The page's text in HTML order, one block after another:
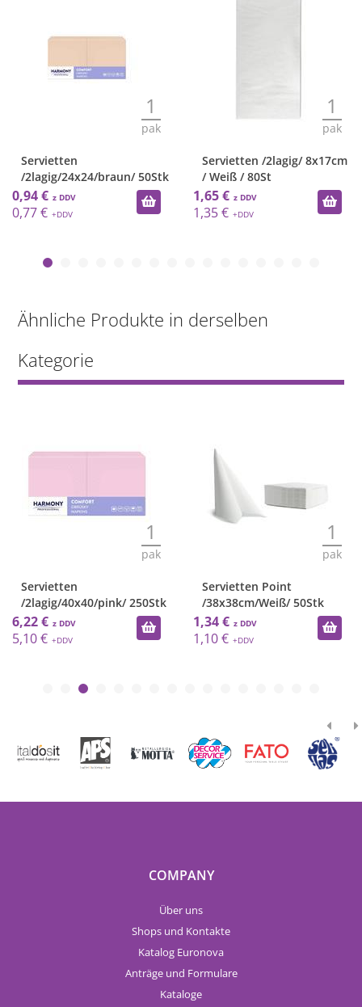
1
pak
Servietten
/2lagig/24x24/braun/ 50Stk
0,94 €
0,77 €
1
pak
Servietten /2lagig/ 8x17cm
/ Weiß / 80St
1,65 €
1,35 €
Ähnliche Produkte in derselben
Kategorie
1
pak
Servietten
/2lagig/40x40/pink/ 250Stk
6,22 €
5,10 €
1
pak
Servietten Point
/38x38cm/Weiß/ 50Stk
1,34 €
1,10 €
COMPANY
Über uns
Shops und Kontakte
Katalog Euronova
Anträge und Formulare
Kataloge